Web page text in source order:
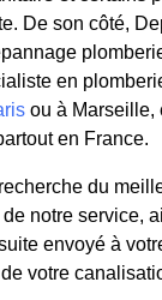
De son côté,
en
ou à Marseille,
en France.
du
notre service,
envoyé à
votre